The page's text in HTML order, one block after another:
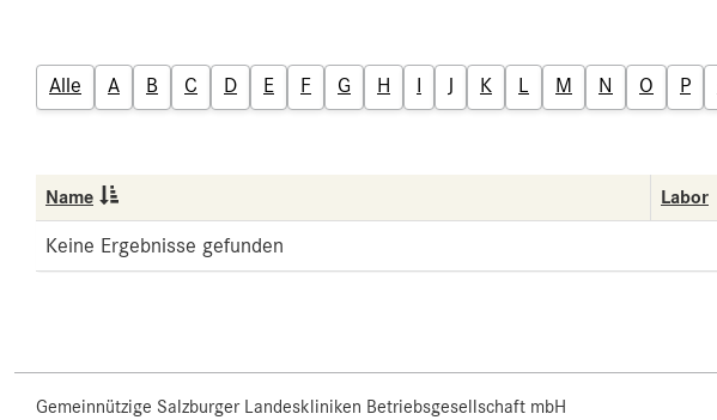
Alle A B C D E F G H I J K L M N O P
Name Labor
Keine Ergebnisse gefunden
Gemeinnützige Salzburger Landeskliniken Betriebsgesellschaft mbH